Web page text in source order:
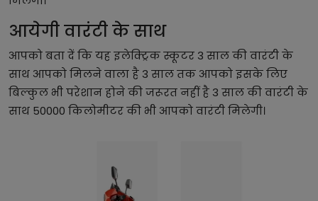
आयेगी वारंटी के साथ
आपको बता दें कि यह इलेक्ट्रिक स्कूटर 3 साल की वारंटी के
साथ आपको मिलने वाला है 3 साल तक आपको इसके लिए
बिल्कुल भी परेशान होने की जरूरत नहीं है 3 साल की वारंटी के
साथ 50000 किलोमीटर की भी आपको वारंटी मिलेगी।